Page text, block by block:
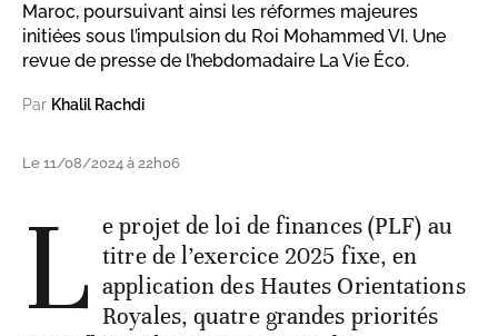
Maroc, poursuivant ainsi les réformes majeures
initiées sous l’impulsion du Roi Mohammed VI. Une
revue de presse de l’hebdomadaire La Vie Éco.
Par Khalil Rachdi
Le 11/08/2024 à 22h06
L e projet de loi de finances (PLF) au
titre de l’exercice 2025 fixe, en
application des Hautes Orientations
Royales, quatre grandes priorités